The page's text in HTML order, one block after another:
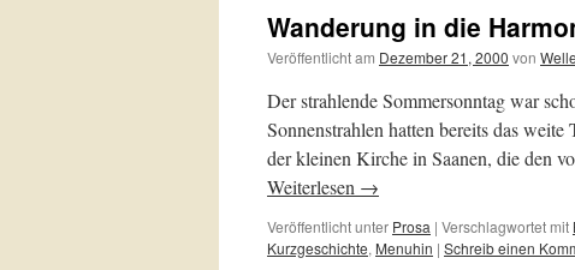
Wanderung in die
Veröffentlicht am Dezember 21, 2000 von
Der strahlende Sommersonntag war
Sonnenstrahlen hatten bereits das
der kleinen Kirche in Saanen, die den
Weiterlesen →
Veröffentlicht unter Prosa | Verschlagwortet mit
Kurzgeschichte, Menuhin | Schreib einen